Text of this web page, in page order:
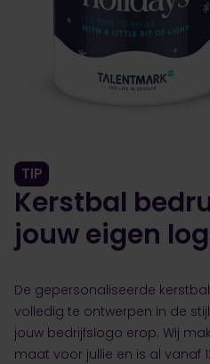
TIP
Kerstbal
jouw eigen
De gepersonaliseerde
volledig te ontwerpen in de
jouw bedrijfslogo erop. Wij
maat voor jullie en is al vanaf